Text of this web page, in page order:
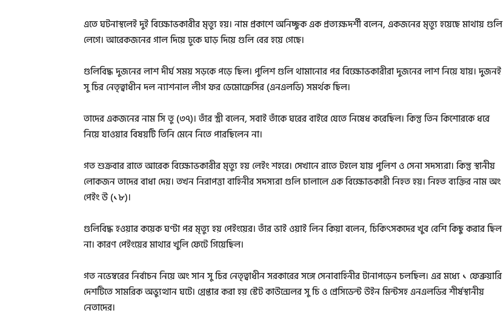
এতে ঘটনাস্থলেই দুই বিক্ষোভকারীর মৃত্যু হয়। নাম প্রকাশে অনিচ্ছুক এক প্রত্যক্ষদর্শী বলেন, একজনের মৃত্যু হয়েছে মাথায় গুলি
লেগে। আরেকজনের গাল দিয়ে ঢুকে ঘাড় দিয়ে গুলি বের হয়ে গেছে।
গুলিবিদ্ধ দুজনের লাশ দীর্ঘ সময় সড়কে পড়ে ছিল। পুলিশ গুলি থামানোর পর বিক্ষোভকারীরা দুজনের লাশ নিয়ে যায়। দুজনই
সু চির নেতৃত্বাধীন দল ন্যাশনাল লীগ ফর ডেমোক্রেসির (এনএলডি) সমর্থক ছিল।
তাদের একজনের নাম সি তু (৩৭)। তাঁর স্ত্রী বলেন, সবাই তাঁকে ঘরের বাইরে যেতে নিষেধ করেছিল। কিন্তু তিন কিশোরকে ধরে
নিয়ে যাওয়ার বিষয়টি তিনি মেনে নিতে পারছিলেন না।
গত শুক্রবার রাতে আরেক বিক্ষোভকারীর মৃত্যু হয় লেইং শহরে। সেখানে রাতে টহলে যায় পুলিশ ও সেনা সদস্যরা। কিন্তু স্থানীয়
লোকজন তাদের বাধা দেয়। তখন নিরাপত্তা বাহিনীর সদস্যরা গুলি চালালে এক বিক্ষোভকারী নিহত হয়। নিহত ব্যক্তির নাম অং
পেইং উ (১৮)।
গুলিবিদ্ধ হওয়ার কয়েক ঘণ্টা পর মৃত্যু হয় পেইংয়ের। তাঁর ভাই ওয়াই লিন কিয়া বলেন, চিকিৎসকদের খুব বেশি কিছু করার ছিল
না। কারণ পেইংয়ের মাথার খুলি ফেটে গিয়েছিল।
গত নভেম্বরের নির্বাচন নিয়ে অং সান সু চির নেতৃত্বাধীন সরকারের সঙ্গে সেনাবাহিনীর টানাপড়েন চলছিল। এর মধ্যে ১ ফেব্রুয়ারি
দেশটিতে সামরিক অভ্যুত্থান ঘটে। গ্রেপ্তার করা হয় স্টেট কাউন্সেলর সু চি ও প্রেসিডেন্ট উইন মিন্টসহ এনএলডির শীর্ষস্থানীয়
নেতাদের।